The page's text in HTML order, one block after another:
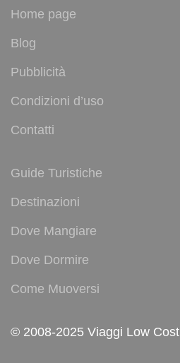
Home page
Blog
Pubblicità
Condizioni d’uso
Contatti
Guide Turistiche
Destinazioni
Dove Mangiare
Dove Dormire
Come Muoversi
© 2008-2025 Viaggi Low Cost